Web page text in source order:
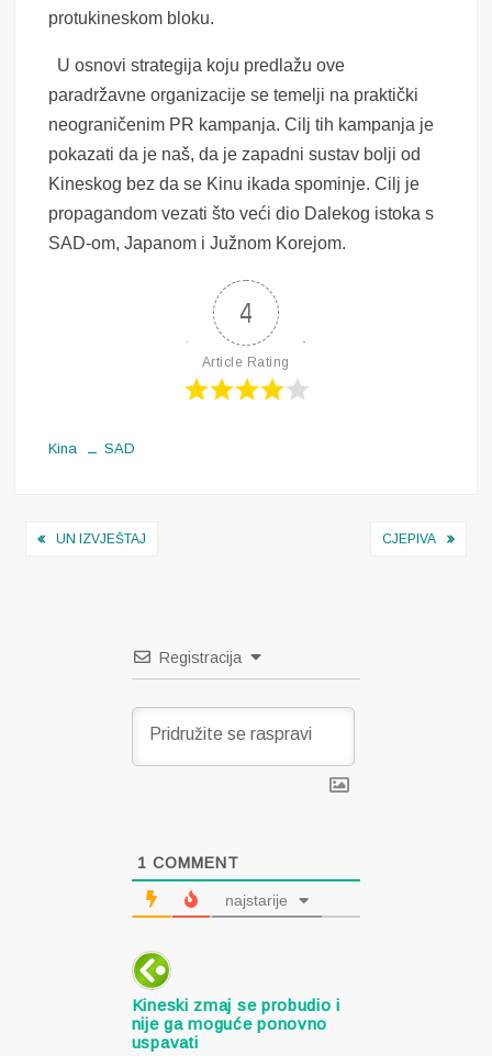
protukineskom bloku.
U osnovi strategija koju predlažu ove
paradržavne organizacije se temelji na praktički
neograničenim PR kampanja. Cilj tih kampanja je
pokazati da je naš, da je zapadni sustav bolji od
Kineskog bez da se Kinu ikada spominje. Cilj je
propagandom vezati što veći dio Dalekog istoka s
SAD-om, Japanom i Južnom Korejom.
4
Article Rating
Kina SAD
Navigacija
UN IZVJEŠTAJ CJEPIVA
Registracija
1 COMMENT
najstarije
Kineski zmaj se probudio i
nije ga moguće ponovno
uspavati